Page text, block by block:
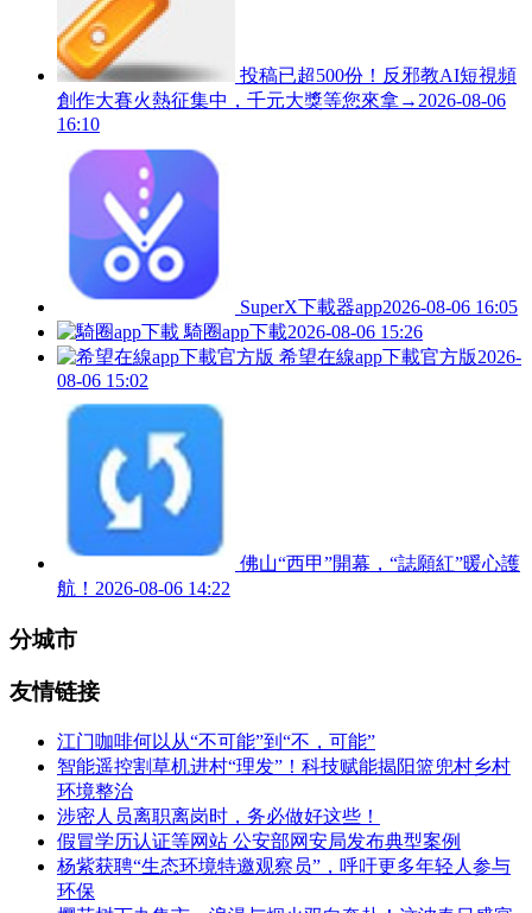
投稿已超500份！反邪教AI短視頻
創作大賽火熱征集中，千元大獎等您來拿→ 2026-08-06
16:10
SuperX下載器app2026-08-06 16:05
騎圈app下載2026-08-06 15:26
希望在線app下載官方版2026-
08-06 15:02
佛山“西甲”開幕，“誌願紅”暖心護
航！ 2026-08-06 14:22
分城市
友情链接
江门咖啡何以从“不可能”到“不，可能”
智能遥控割草机进村“理发”！科技赋能揭阳篮兜村乡村
环境整治
涉密人员离职离岗时，务必做好这些！
假冒学历认证等网站 公安部网安局发布典型案例
杨紫获聘“生态环境特邀观察员”，呼吁更多年轻人参与
环保